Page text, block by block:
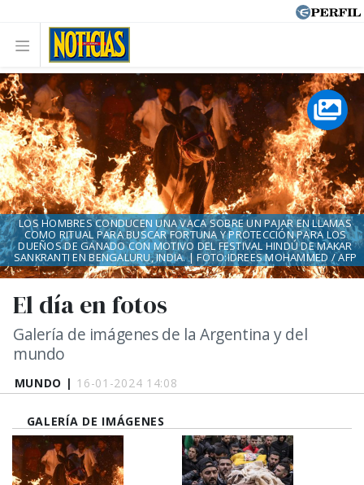
MUNDO | 16-01-2024 14:08
El día en fotos
Galería de imágenes de la Argentina y del
mundo
LOS HOMBRES CONDUCEN UNA VACA SOBRE UN PAJAR EN LLAMAS
COMO RITUAL PARA BUSCAR FORTUNA Y PROTECCIÓN PARA LOS
DUEÑOS DE GANADO CON MOTIVO DEL FESTIVAL HINDÚ DE MAKAR
SANKRANTI EN BENGALURU, INDIA. | FOTO:IDREES MOHAMMED / AFP
GALERÍA DE IMÁGENES